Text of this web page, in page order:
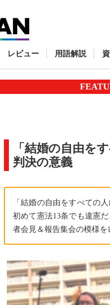
レビュー 用語解説
「結婚の自由を
判決の意義
「結婚の自由をすべての
初めて憲法13条でも違憲
者会見＆報告集会の模様